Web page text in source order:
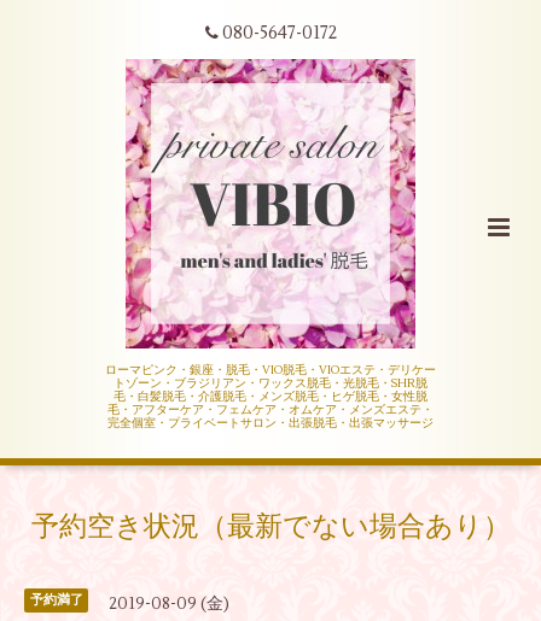
080-5647-0172
ローマピンク・銀座・脱毛・VIO脱毛・VIOエステ・デリケー
トゾーン・ブラジリアン・ワックス脱毛・光脱毛・SHR脱
毛・白髪脱毛・介護脱毛・メンズ脱毛・ヒゲ脱毛・女性脱
毛・アフターケア・フェムケア・オムケア・メンズエステ・
完全個室・プライベートサロン・出張脱毛・出張マッサージ
予約空き状況（最新でない場合あり）
予約満了 2019-08-09 (金)